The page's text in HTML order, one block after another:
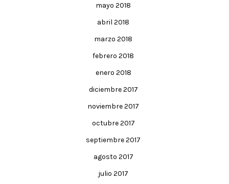
mayo 2018
abril 2018
marzo 2018
febrero 2018
enero 2018
diciembre 2017
noviembre 2017
octubre 2017
septiembre 2017
agosto 2017
julio 2017